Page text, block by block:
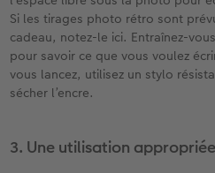
Si les tirages photo rétro sont
cadeau, notez-le ici. Entraînez-
pour savoir ce que vous voulez
vous lancez, utilisez un stylo
sécher l’encre.
3. Une utilisation